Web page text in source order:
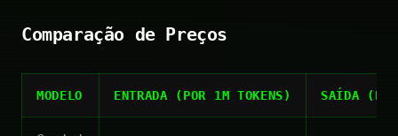
Comparação de Preços
MODELO ENTRADA (POR 1M TOKENS) SAÍDA